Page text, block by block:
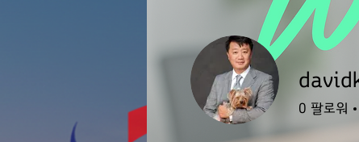
0 팔로워